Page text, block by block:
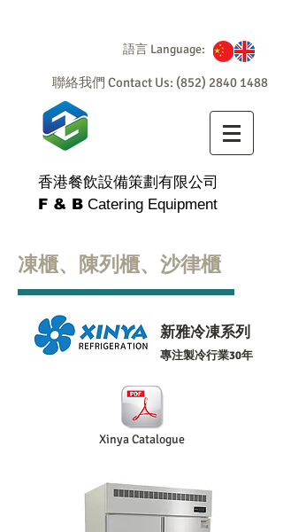
語言 Language:
聯絡我們 Contact Us: (852) 2840 1488
香港餐飲設備策劃有限公司
F & B Catering Equipment
凍櫃、陳列櫃、沙律櫃
新雅冷凍系列
專注製冷行業30年
Xinya Catalogue